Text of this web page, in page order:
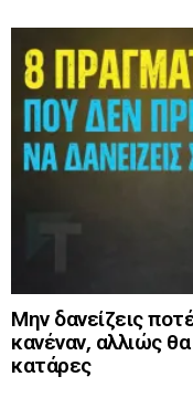
Μην δανείζεις
κανέναν, αλλιώς
κατάρες